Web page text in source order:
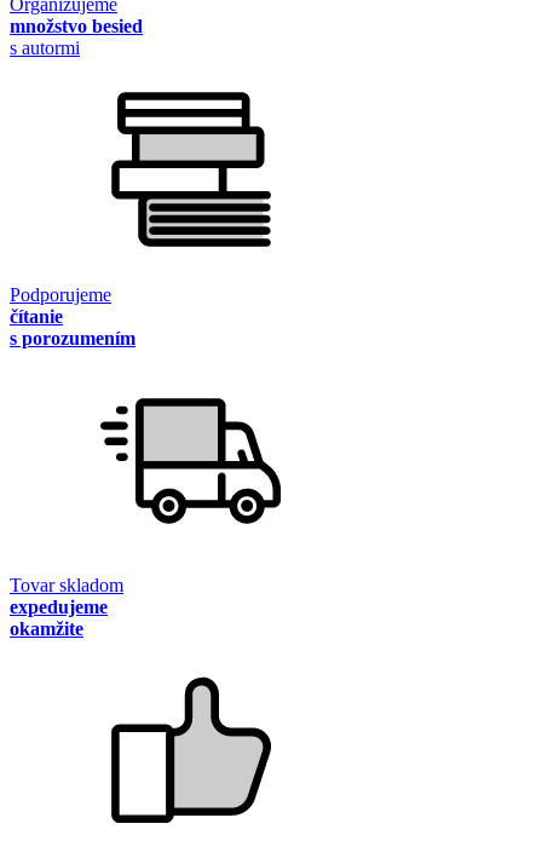
Organizujeme
množstvo besied
s autormi
Podporujeme
čítanie
s porozumením
Tovar skladom
expedujeme
okamžite